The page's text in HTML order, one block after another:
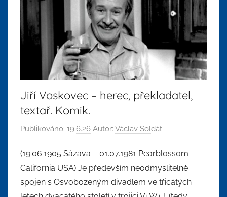
Jiří Voskovec – herec, překladatel,
textař. Komik.
Publikováno: 19.6.26 Autor: Václav Soldát
(19.06.1905 Sázava – 01.07.1981 Pearblossom
California USA) Je především neodmyslitelně
spojen s Osvobozeným divadlem ve třicátých